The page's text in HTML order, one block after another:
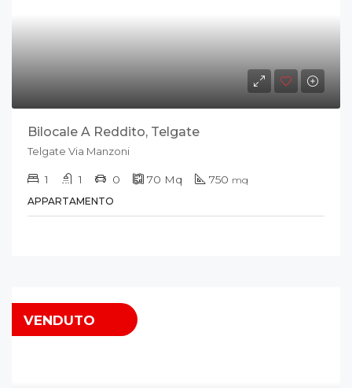
Bilocale A Reddito, Telgate
Telgate Via Manzoni
1 1 0 70 Mq 750 mq
APPARTAMENTO
VENDUTO